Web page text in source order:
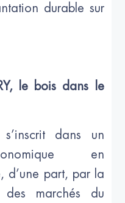
durable sur
le bois dans le
dans un
en
d’une part, par la
des marchés du